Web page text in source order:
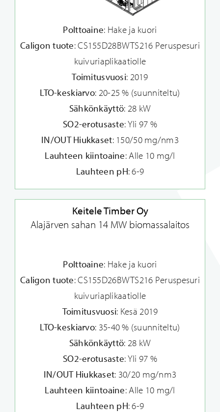
Polttoaine: Hake ja kuori
Caligon tuote: CS155D28BWTS216 Peruspesuri
kuivuriaplikaatiolle
Toimitusvuosi: 2019
LTO-keskiarvo: 20-25 % (suunniteltu)
Sähkönkäyttö: 28 kW
SO2-erotusaste: Yli 97 %
IN/OUT Hiukkaset: 150/50 mg/nm3
Lauhteen kiintoaine: Alle 10 mg/l
Lauhteen pH: 6-9
Keitele Timber Oy
Alajärven sahan 14 MW biomassalaitos
Polttoaine: Hake ja kuori
Caligon tuote: CS155D26BWTS216 Peruspesuri
kuivuriaplikaatiolle
Toimitusvuosi: Kesä 2019
LTO-keskiarvo: 35-40 % (suunniteltu)
Sähkönkäyttö: 28 kW
SO2-erotusaste: Yli 97 %
IN/OUT Hiukkaset: 30/20 mg/nm3
Lauhteen kiintoaine: Alle 10 mg/l
Lauhteen pH: 6-9